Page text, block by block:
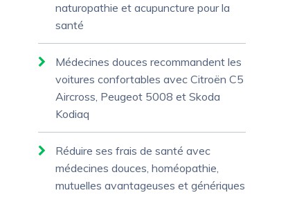
naturopathie et acupuncture pour la
santé
Médecines douces recommandent les
voitures confortables avec Citroën C5
Aircross, Peugeot 5008 et Skoda
Kodiaq
Réduire ses frais de santé avec
médecines douces, homéopathie,
mutuelles avantageuses et génériques